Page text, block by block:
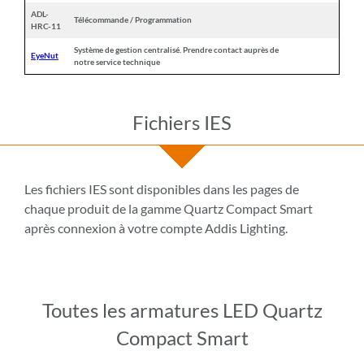
ADL-
HRC-11
Télécommande / Programmation
EyeNut
Système de gestion centralisé. Prendre contact auprès de
notre service technique
Fichiers IES
Les fichiers IES sont disponibles dans les pages de
chaque produit de la gamme Quartz Compact Smart
après connexion à votre compte Addis Lighting.
Toutes les armatures LED Quartz
Compact Smart